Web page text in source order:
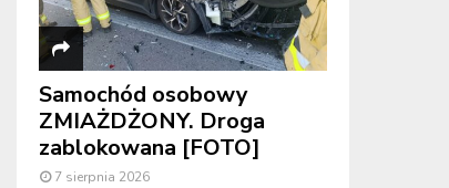
Samochód osobowy
ZMIAŻDŻONY. Droga
zablokowana [FOTO]
7 sierpnia 2026